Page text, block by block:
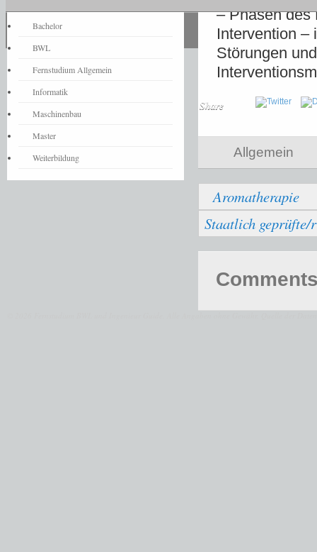
– Phasen des
Intervention –
Störungen
Share
Allgemein
Aromatherapie
Staatlich
Bachelor
BWL
Fernstudium Allgemein
Informatik
Maschinenbau
Master
Weiterbildung